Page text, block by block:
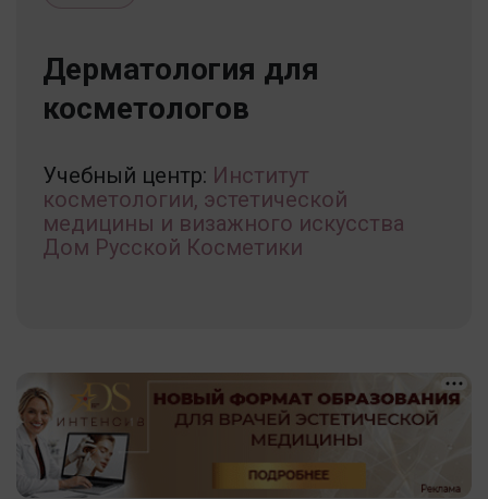
Дерматология для
косметологов
Учебный центр: Институт
косметологии, эстетической
медицины и визажного искусства
Дом Русской Косметики